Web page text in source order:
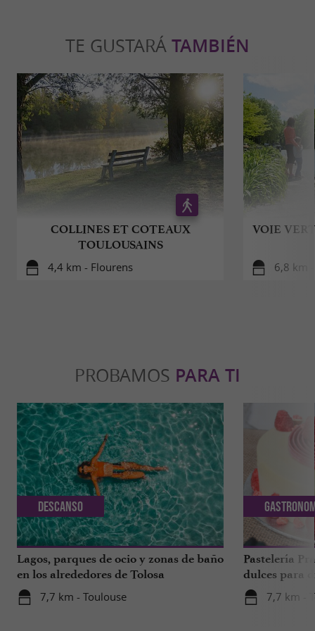
TE GUSTARÁ TAMBIÉN
COLLINES ET COTEAUX
TOULOUSAINS
4,4 km - Flourens
VOIE
6,8 km
PROBAMOS PARA TI
Lagos, parques de ocio y zonas de baño
en los alrededores de Tolosa
7,7 km - Toulouse
Descanso
Pastelería
dulces para
a 1 hora de
7,7 km -